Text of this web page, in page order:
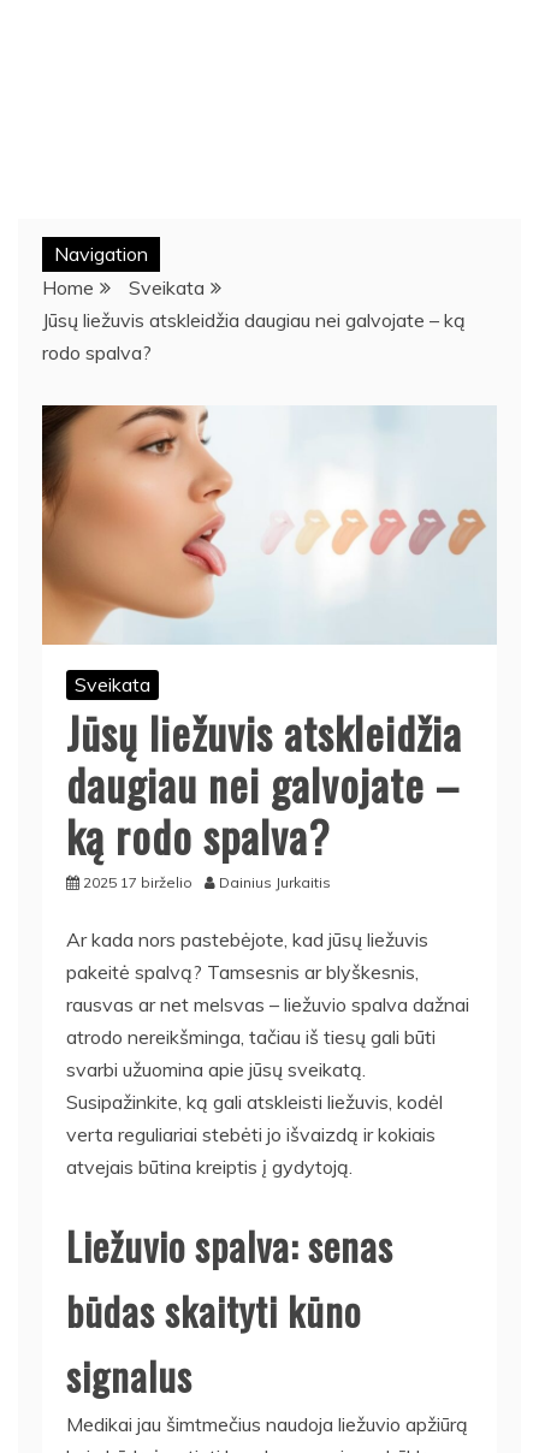
Navigation
Home
Sveikata
Jūsų liežuvis atskleidžia daugiau nei galvojate – ką
rodo spalva?
Sveikata
Jūsų liežuvis atskleidžia
daugiau nei galvojate –
ką rodo spalva?
2025 17 birželio Dainius Jurkaitis
Ar kada nors pastebėjote, kad jūsų liežuvis
pakeitė spalvą? Tamsesnis ar blyškesnis,
rausvas ar net melsvas – liežuvio spalva dažnai
atrodo nereikšminga, tačiau iš tiesų gali būti
svarbi užuomina apie jūsų sveikatą.
Susipažinkite, ką gali atskleisti liežuvis, kodėl
verta reguliariai stebėti jo išvaizdą ir kokiais
atvejais būtina kreiptis į gydytoją.
Liežuvio spalva: senas
būdas skaityti kūno
signalus
Medikai jau šimtmečius naudoja liežuvio apžiūrą